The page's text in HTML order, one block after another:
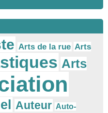
Arts de la rue Arts
Arts
Auteur Auto-